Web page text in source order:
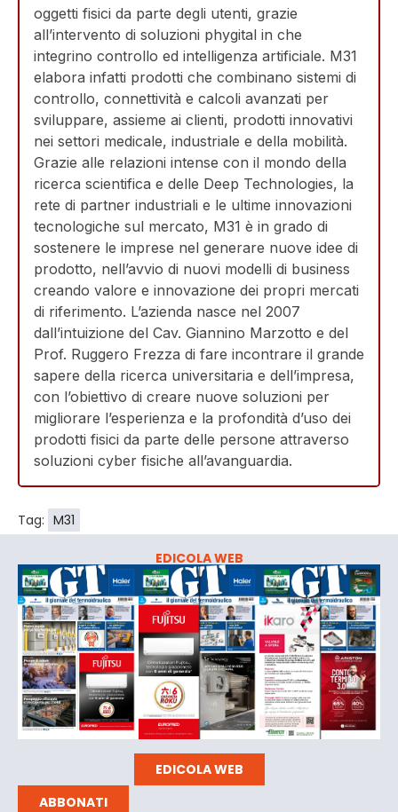
oggetti fisici da parte degli utenti, grazie
all’intervento di soluzioni phygital in che
integrino controllo ed intelligenza artificiale. M31
elabora infatti prodotti che combinano sistemi di
controllo, connettività e calcoli avanzati per
sviluppare, assieme ai clienti, prodotti innovativi
nei settori medicale, industriale e della mobilità.
Grazie alle relazioni intense con il mondo della
ricerca scientifica e delle Deep Technologies, la
rete di partner industriali e le ultime innovazioni
tecnologiche sul mercato, M31 è in grado di
sostenere le imprese nel generare nuove idee di
prodotto, nell’avvio di nuovi modelli di business
creando valore e innovazione dei propri mercati
di riferimento. L’azienda nasce nel 2007
dall’intuizione del Cav. Giannino Marzotto e del
Prof. Ruggero Frezza di fare incontrare il grande
sapere della ricerca universitaria e dell’impresa,
con l’obiettivo di creare nuove soluzioni per
migliorare l’esperienza e la profondità d’uso dei
prodotti fisici da parte delle persone attraverso
soluzioni cyber fisiche all’avanguardia.
Tag: M31
EDICOLA WEB
EDICOLA WEB
ABBONATI